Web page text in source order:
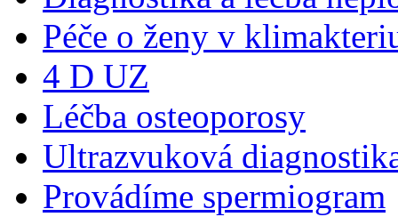
Péče o ženy v
4 D UZ
Léčba osteoporosy
Ultrazvuková
Provádíme spermiogram